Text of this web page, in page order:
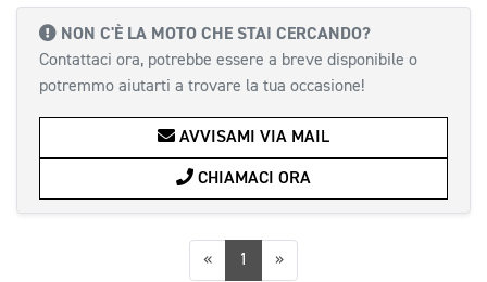
NON C'È LA MOTO CHE STAI CERCANDO?
Contattaci ora, potrebbe essere a breve disponibile o
potremmo aiutarti a trovare la tua occasione!
AVVISAMI VIA MAIL
CHIAMACI ORA
«Precedente
1 »Successiva